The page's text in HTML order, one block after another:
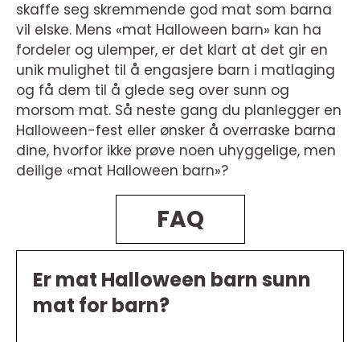
skaffe seg skremmende god mat som barna
vil elske. Mens «mat Halloween barn» kan ha
fordeler og ulemper, er det klart at det gir en
unik mulighet til å engasjere barn i matlaging
og få dem til å glede seg over sunn og
morsom mat. Så neste gang du planlegger en
Halloween-fest eller ønsker å overraske barna
dine, hvorfor ikke prøve noen uhyggelige, men
deilige «mat Halloween barn»?
FAQ
Er mat Halloween barn sunn
mat for barn?